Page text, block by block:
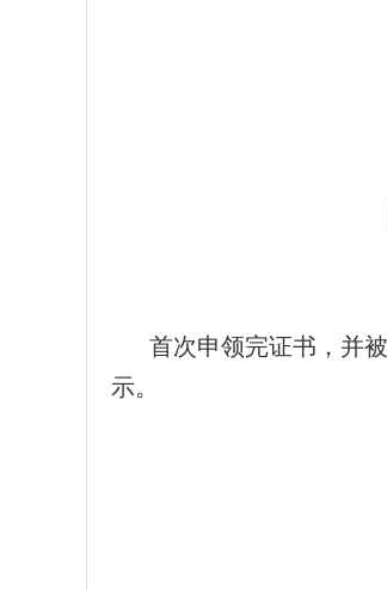
【
首次申领完证书，并
示。